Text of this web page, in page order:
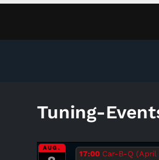
Tuning-
AUG.
17:00 Car-B-Q (April